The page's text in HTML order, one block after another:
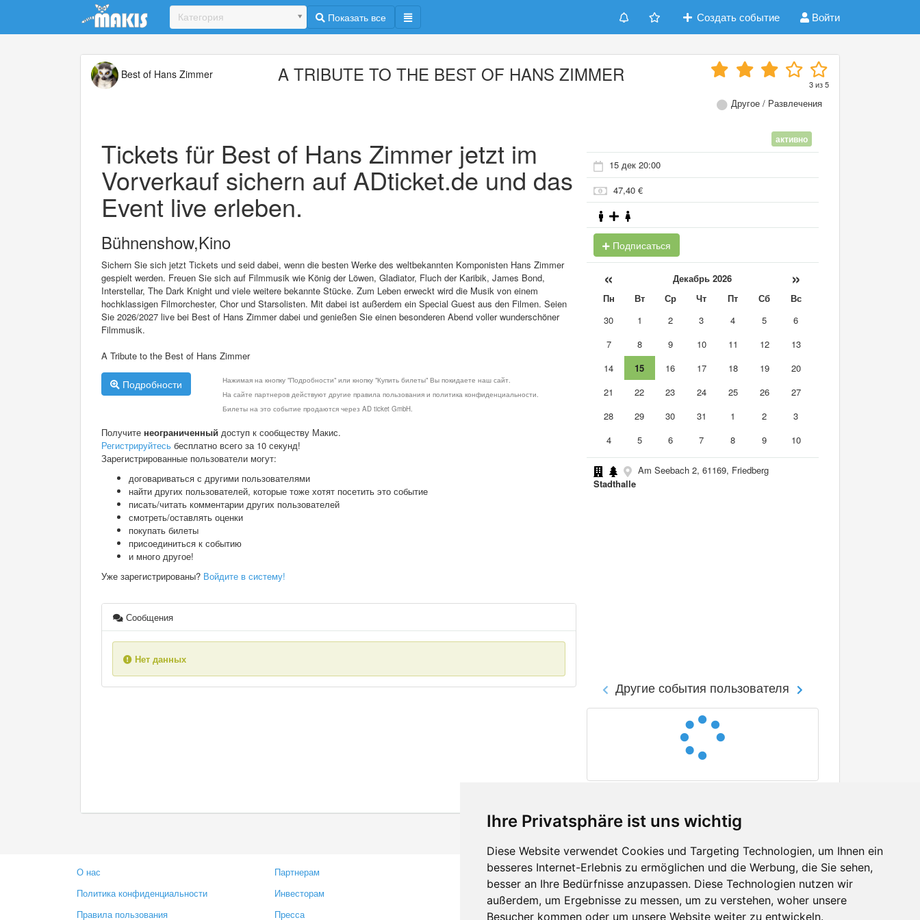
Ihre Privatsphäre ist uns wichtig
Diese Website verwendet Cookies und Targeting Technologien, um Ihnen ein
besseres Internet-Erlebnis zu ermöglichen und die Werbung, die Sie sehen,
besser an Ihre Bedürfnisse anzupassen. Diese Technologien nutzen wir
außerdem, um Ergebnisse zu messen, um zu verstehen, woher unsere
Besucher kommen oder um unsere Website weiter zu entwickeln.
Update cookies preferences
Категория Показать все Создать событие Войти
Best of Hans Zimmer A TRIBUTE TO THE BEST OF HANS ZIMMER 3из5
Другое / Развлечения
Tickets für Best of Hans Zimmer jetzt im
Vorverkauf sichern auf ADticket.de und das
Event live erleben.
Bühnenshow,Kino
Sichern Sie sich jetzt Tickets und seid dabei, wenn die besten Werke des weltbekannten Komponisten Hans Zimmer
gespielt werden. Freuen Sie sich auf Filmmusik wie König der Löwen, Gladiator, Fluch der Karibik, James Bond,
Interstellar, The Dark Knight und viele weitere bekannte Stücke. Zum Leben erweckt wird die Musik von einem
hochklassigen Filmorchester, Chor und Starsolisten. Mit dabei ist außerdem ein Special Guest aus den Filmen. Seien
Sie 2026/2027 live bei Best of Hans Zimmer dabei und genießen Sie einen besonderen Abend voller wunderschöner
Filmmusik.
A Tribute to the Best of Hans Zimmer
Подробности
Нажимая на кнопку "Подробности" или кнопку "Купить билеты" Вы покидаете наш сайт.
На сайте партнеров действуют другие правила пользования и политика конфиденциальности.
Билеты на это событие продаются через AD ticket GmbH.
Получите неограниченный доступ к сообществу Макис.
Регистрируйтесь бесплатно всего за 10 секунд!
Зарегистрированные пользователи могут:
договариваться с другими пользователями
найти других пользователей, которые тоже хотят посетить это событие
писать/читать комментарии других пользователей
смотреть/оставлять оценки
покупать билеты
присоединиться к событию
и много другое!
Уже зарегистрированы? Войдите в систему!
Сообщения
Нет данных
активно
15 дек 20:00
47,40 €
Подписаться
« Декабрь 2026 »
Пн Вт Ср Чт Пт Сб
Вс
30
1 2 3 4 5
6
7
8 9 10 11 12
13
14
15 16 17 18 19
20
21
22 23 24 25 26
27
28
29 30 31 1 2
3
4
5 6 7 8 9 10
Am Seebach 2, 61169, Friedberg
Stadthalle
Другие события пользователя
О нас
Политика конфиденциальности
Правила пользования
Партнерам
Инвесторам
Пресса
Контакты
Оставить отзыв
Сообщить об ошибке
Facebook
Twitter
YouTube